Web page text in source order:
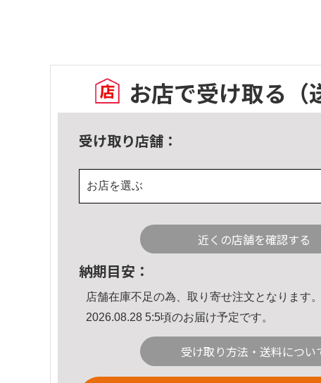
お店で受け取る
受け取り店舗：
お店を選ぶ
近くの店舗を確認する
納期目安：
店舗在庫不足の為、取り寄せ注文となります。
2026.08.28 5:5頃のお届け予定です。
受け取り方法・送料につい